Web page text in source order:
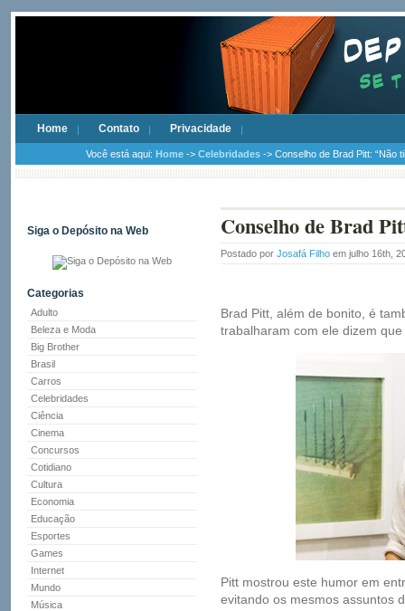
Home Contato Privacidade
Você está aqui: Home -> Celebridades -> Conselho de Brad Pitt: “Não
Siga o Depósito na Web
Categorias
Adulto
Beleza e Moda
Big Brother
Brasil
Carros
Celebridades
Ciência
Cinema
Concursos
Cotidiano
Cultura
Economia
Educação
Esportes
Games
Internet
Mundo
Música
Conselho de Brad
Postado por Josafá Filho em julho 16th,
Brad Pitt, além de bonito, é
trabalharam com ele dizem
Pitt mostrou este humor em
evitando os mesmos assuntos